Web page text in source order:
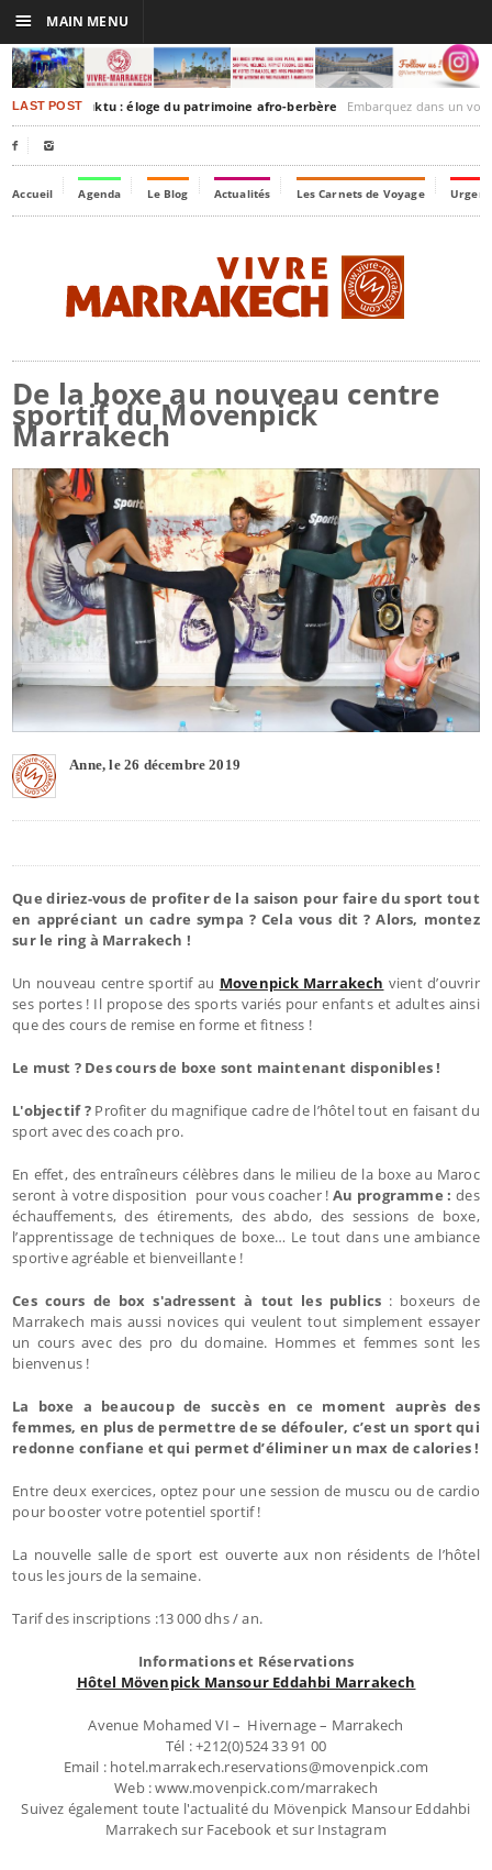
LAST POSTTimbuktu : éloge du patrimoine afro-berbère Embarquez dans un voyage culturel dans le
 
Accueil Agenda Le Blog Actualités Les Carnets de Voyage
De la boxe au nouveau centre
sportif du Movenpick
Marrakech
Anne, le 26 décembre 2019
Que diriez-vous de profiter de la saison pour faire du sport tout
en appréciant un cadre sympa ? Cela vous dit ? Alors, montez
sur le ring à Marrakech !
Un nouveau centre sportif au Movenpick Marrakech vient d’ouvrir
ses portes ! Il propose des sports variés pour enfants et adultes ainsi
que des cours de remise en forme et fitness !
Le must ? Des cours de boxe sont maintenant disponibles !
L'objectif ?Profiter du magnifique cadre de l’hôtel tout en faisant du
sport avec des coach pro.
En effet, des entraîneurs célèbres dans le milieu de la boxe au Maroc
seront à votre disposition pour vous coacher !Au programme :des
échauffements, des étirements, des abdo, des sessions de boxe,
l’apprentissage de techniques de boxe… Le tout dans une ambiance
sportive agréable et bienveillante !
Ces cours de box s'adressent à tout les publics : boxeurs de
Marrakech mais aussi novices qui veulent tout simplement essayer
un cours avec des pro du domaine. Hommes et femmes sont les
bienvenus !
La boxe a beaucoup de succès en ce moment auprès des
femmes, en plus de permettre de se défouler, c’est un sport qui
redonne confiane et qui permet d’éliminer un max de calories !
Entre deux exercices, optez pour une session de muscu ou de cardio
pour booster votre potentiel sportif !
La nouvelle salle de sport est ouverte aux non résidents de l’hôtel
tous les jours de la semaine.
Tarif des inscriptions :13 000 dhs / an.
Informations et Réservations
Hôtel Mövenpick Mansour Eddahbi Marrakech
Avenue Mohamed VI – Hivernage – Marrakech
Tél : +212(0)524 33 91 00
Email : hotel.marrakech.reservations@movenpick.com
Web : www.movenpick.com/marrakech
Suivez également toute l'actualité du Mövenpick Mansour Eddahbi
Marrakech sur Facebook et sur Instagram
☰ MAIN MENU